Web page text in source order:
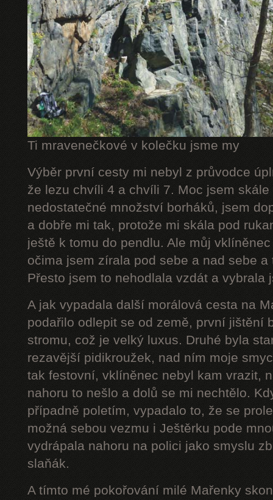
Ti mravenečkové v kolečku jsme my
Výběr první cesty mi nebyl z průvodce
že lezu chvíli 4 a chvíli 7. Moc jsem
nedostatečné množství borháků, jsem
a dobře mi tak, protože mi skála pod
ještě k tomu do pendlu. Ale můj
očima jsem zírala pod sebe a nad sebe
Přesto jsem to nehodlala vzdát a vybrala
A jak vypadala další morálová cesta na
podařilo odlepit se od země, první jištění
stromu, což je velký luxus. Druhé byla
rezavější pidikroužek, nad ním moje
tak festovní, vklíněnec nebyl kam vrazit,
nahoru to nešlo a dolů se mi nechtělo.
případně poletím, vypadalo to, že se
možná sebou vezmu i Ještěrku pode
vydrápala nahoru na polici jako smyslu
slaňák.
A tímto mé pokořování milé Mařenky